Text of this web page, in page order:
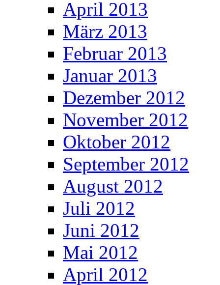
April 2013
März 2013
Februar 2013
Januar 2013
Dezember 2012
November 2012
Oktober 2012
September 2012
August 2012
Juli 2012
Juni 2012
Mai 2012
April 2012